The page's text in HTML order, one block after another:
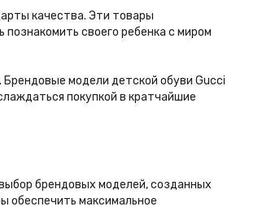
качества. Эти товары
своего ребенка с миром
модели детской обуви Gucci
покупкой в кратчайшие
брендовых моделей, созданных
обеспечить максимальное